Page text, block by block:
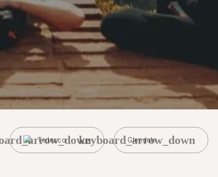
Tedesco Glendale
keyboard_arrow_down